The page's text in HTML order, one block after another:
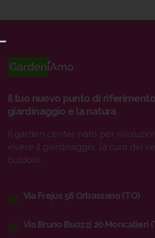
Il tuo nuovo punto di
giardinaggio e la natura
Il garden center nato per
vivere il giardinaggio, la cura del
outdoor.
Via Frejus 56 Orbassano (TO)
Via Bruno Buozzi 20 Moncalieri